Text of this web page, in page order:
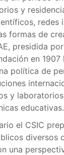
y
redes
formas de
presidida
en 1907
política de
y
educativas.
el CSIC
diversos
una